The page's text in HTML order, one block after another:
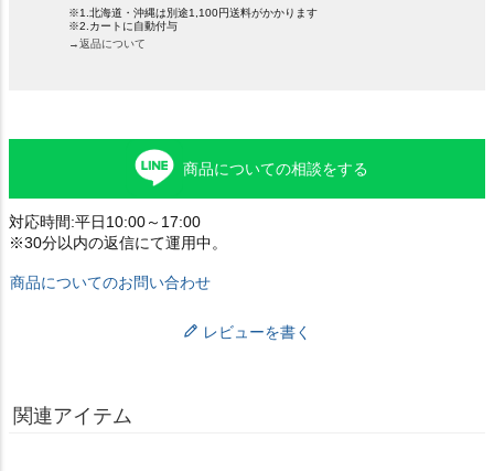
※1.北海道・沖縄は別途1,100円送料がかかります
※2.カートに自動付与
→返品について
商品についての相談をする
対応時間:平日10:00～17:00
※30分以内の返信にて運用中。
商品についてのお問い合わせ
レビューを書く
関連アイテム